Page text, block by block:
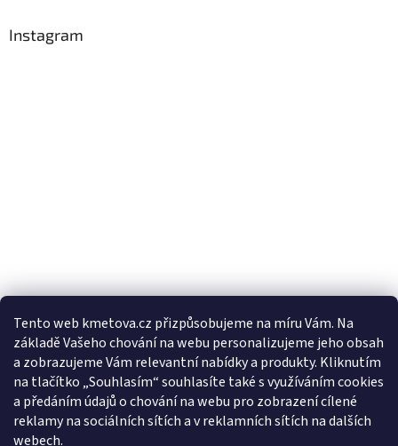
Tento web kmetova.cz přizpůsobujeme na míru Vám. Na
základě Vašeho chování na webu personalizujeme jeho obsah
a zobrazujeme Vám relevantní nabídky a produkty. Kliknutím
na tlačítko „Souhlasím“ souhlasíte také s využíváním cookies
a předáním údajů o chování na webu pro zobrazení cílené
reklamy na sociálních sítích a v reklamních sítích na dalších
webech.
Instagram
Sledovat na Instagramu
Facebooková stránka